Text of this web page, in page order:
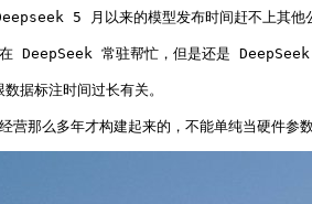
5 月以来的模型发布时间赶不上其他
DeepSeek 常驻帮忙，但是还是
据标注时间过长有关。
营那么多年才构建起来的，不能单纯当硬件